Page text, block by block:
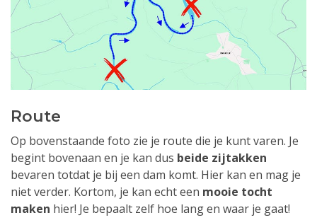
Route
Op bovenstaande foto zie je route die je kunt varen. Je
begint bovenaan en je kan dus beide zijtakken
bevaren totdat je bij een dam komt. Hier kan en mag je
niet verder. Kortom, je kan echt een mooie tocht
maken hier! Je bepaalt zelf hoe lang en waar je gaat!